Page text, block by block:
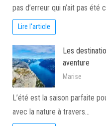
pas d’erreur qui n’ait pas été
Lire l'article
Les
aventure
Marise
L’été est la saison parfaite
avec la nature à travers…